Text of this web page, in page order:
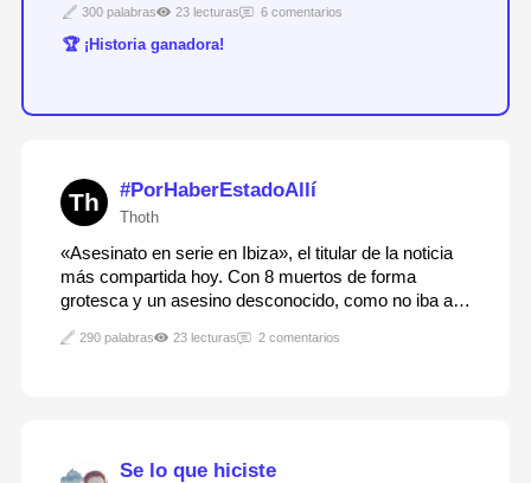
se fuera a romper de lo chiquita y frágil que se veía,
pero allí estaba ella, sentada en…
300 palabras 23 lecturas 6 comentarios
🏆 ¡Historia ganadora!
Th #PorHaberEstadoAllí
Thoth
«Asesinato en serie en Ibiza», el titular de la noticia
más compartida hoy. Con 8 muertos de forma
grotesca y un asesino desconocido, como no iba a
imágenes de la escena del crimen, todo lo necesario
290 palabras 23 lecturas 2 comentarios
Se lo que hiciste